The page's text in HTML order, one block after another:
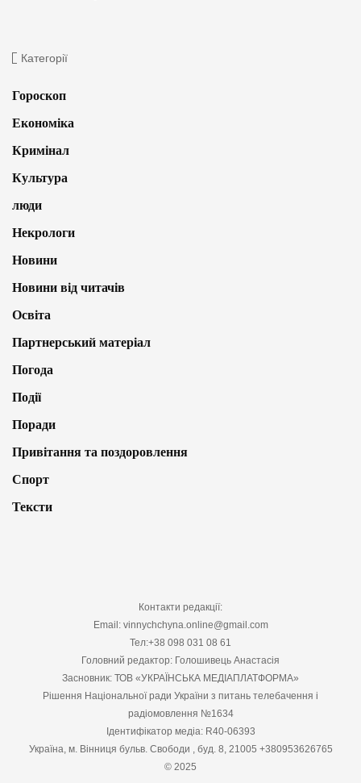
Категорії
Гороскоп
Економіка
Кримінал
Культура
люди
Некрологи
Новини
Новини від читачів
Освіта
Партнерський матеріал
Погода
Події
Поради
Привітання та поздоровлення
Спорт
Тексти
Контакти редакції:
Email: vinnychchyna.online@gmail.com
Тел:+38 098 031 08 61
Головний редактор: Голошивець Анастасія
Засновник: ТОВ «УКРАЇНСЬКА МЕДІАПЛАТФОРМА»
Рішення Національної ради України з питань телебачення і
радіомовлення №1634
Ідентифікатор медіа: R40-06393
Україна, м. Вінниця бульв. Свободи , буд. 8, 21005 +380953626765
© 2025